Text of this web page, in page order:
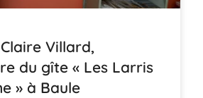
Villard,
du gîte « Les Larris
» à Baule